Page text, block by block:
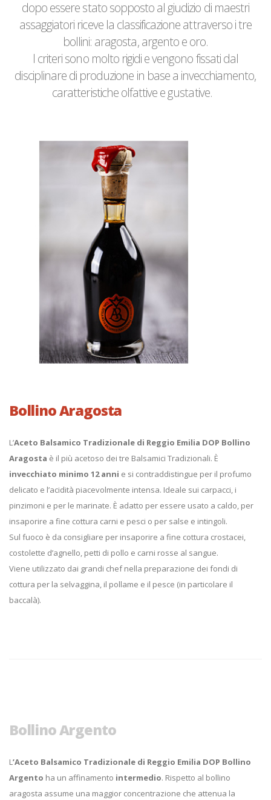
dopo essere stato sopposto al giudizio di maestri
assaggiatori riceve la classificazione attraverso i tre
bollini: aragosta, argento e oro.
I criteri sono molto rigidi e vengono fissati dal
disciplinare di produzione in base a invecchiamento,
caratteristiche olfattive e gustative.
Bollino Aragosta
L’Aceto Balsamico Tradizionale di Reggio Emilia DOP Bollino
Aragosta è il più acetoso dei tre Balsamici Tradizionali. È
invecchiato minimo 12 anni e si contraddistingue per il profumo
delicato e l’acidità piacevolmente intensa. Ideale sui carpacci, i
pinzimoni e per le marinate. È adatto per essere usato a caldo, per
insaporire a fine cottura carni e pesci o per salse e intingoli.
Sul fuoco è da consigliare per insaporire a fine cottura crostacei,
costolette d’agnello, petti di pollo e carni rosse al sangue.
Viene utilizzato dai grandi chef nella preparazione dei fondi di
cottura per la selvaggina, il pollame e il pesce (in particolare il
baccalà).
Bollino Argento
L’Aceto Balsamico Tradizionale di Reggio Emilia DOP Bollino
Argento ha un affinamento intermedio. Rispetto al bollino
aragosta assume una maggior concentrazione che attenua la